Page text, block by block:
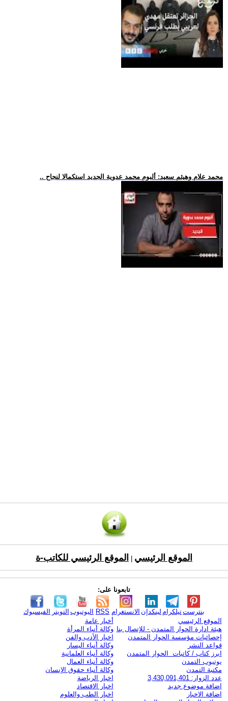
.. محمد علام وهيثم سعيد: ألبوم محمد عدوية الجديد استكمالا لنجاح
الموقع الرئيسي الموقع الرئيسي للكاتب-ة
تابعونا على:
الفيسبوك التويتر اليوتيوب RSS الانستغرام لينكدإن تيلكرامبنترست
الموقع الرئيسي
هيئة ادارة الحوار المتمدن - للإتصال بنا
إحصائيات مؤسسة الحوار المتمدن
قواعد النشر
ابرز كتاب / كاتبات الحوار المتمدن
يوتيوب التمدن
مكتبة التمدن
عدد الزوار: 3,430,091,401
اضافة موضوع جديد
اضافة الاخبار
أخبار عامة
وكالة أنباء المرأة
اخبار الأدب والفن
وكالة أنباء اليسار
وكالة أنباء العلمانية
وكالة أنباء العمال
وكالة أنباء حقوق الإنسان
اخبار الرياضة
اخبار الاقتصاد
اخبار الطب والعلوم